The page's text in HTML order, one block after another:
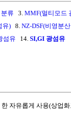
류 3. MMF(멀티모드
유) 8. NZ-DSF(비영분
섬유 14. SI,GI 광섬유
자유롭게 사용(상업